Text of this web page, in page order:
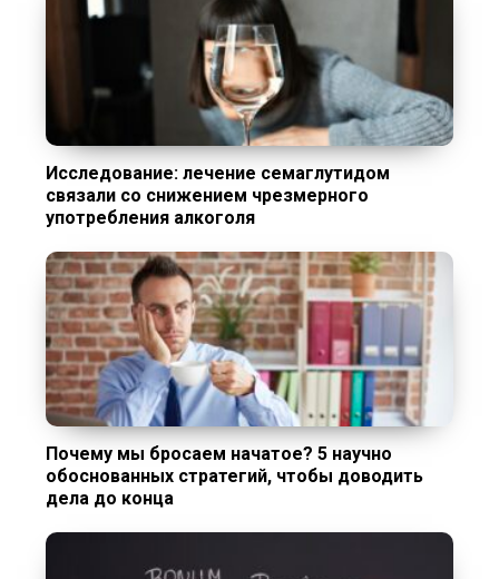
Исследование: лечение семаглутидом
связали со снижением чрезмерного
употребления алкоголя
Почему мы бросаем начатое? 5 научно
обоснованных стратегий, чтобы доводить
дела до конца